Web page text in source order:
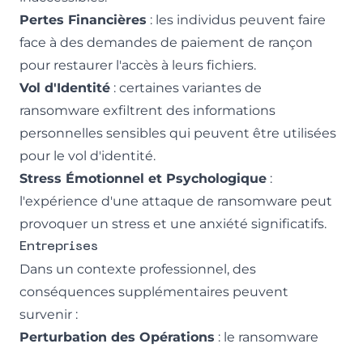
Pertes Financières : les individus peuvent faire
face à des demandes de paiement de rançon
pour restaurer l'accès à leurs fichiers.
Vol d'Identité : certaines variantes de
ransomware exfiltrent des informations
personnelles sensibles qui peuvent être utilisées
pour le vol d'identité.
Stress Émotionnel et Psychologique :
l'expérience d'une attaque de ransomware peut
provoquer un stress et une anxiété significatifs.
Entreprises
Dans un contexte professionnel, des
conséquences supplémentaires peuvent
survenir :
Perturbation des Opérations : le ransomware